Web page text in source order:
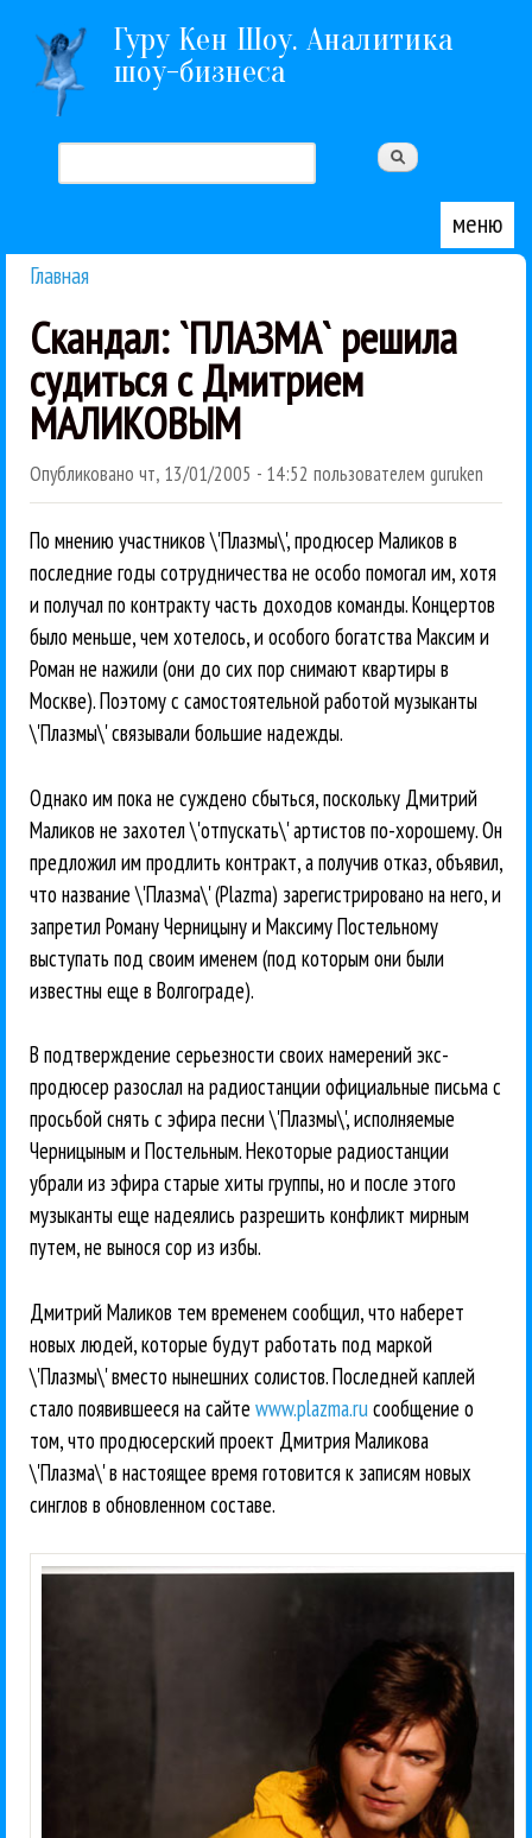
Перейти к основному содержанию
Гуру Кен Шоу. Аналитика
шоу-бизнеса
Форма поиска
меню
Главная
Скандал: `ПЛАЗМА` решила
судиться с Дмитрием
МАЛИКОВЫМ
Опубликовано чт, 13/01/2005 - 14:52 пользователем guruken
По мнению участников \'Плазмы\', продюсер Маликов в
последние годы сотрудничества не особо помогал им, хотя
и получал по контракту часть доходов команды. Концертов
было меньше, чем хотелось, и особого богатства Максим и
Роман не нажили (они до сих пор снимают квартиры в
Москве). Поэтому с самостоятельной работой музыканты
\'Плазмы\' связывали большие надежды.
Однако им пока не суждено сбыться, поскольку Дмитрий
Маликов не захотел \'отпускать\' артистов по-хорошему. Он
предложил им продлить контракт, а получив отказ, объявил,
что название \'Плазма\' (Plazma) зарегистрировано на него, и
запретил Роману Черницыну и Максиму Постельному
выступать под своим именем (под которым они были
известны еще в Волгограде).
В подтверждение серьезности своих намерений экс-
продюсер разослал на радиостанции официальные письма с
просьбой снять с эфира песни \'Плазмы\', исполняемые
Черницыным и Постельным. Некоторые радиостанции
убрали из эфира старые хиты группы, но и после этого
музыканты еще надеялись разрешить конфликт мирным
путем, не вынося сор из избы.
Дмитрий Маликов тем временем сообщил, что наберет
новых людей, которые будут работать под маркой
\'Плазмы\' вместо нынешних солистов. Последней каплей
стало появившееся на сайте www.plazma.ru сообщение о
том, что продюсерский проект Дмитрия Маликова
\'Плазма\' в настоящее время готовится к записям новых
синглов в обновленном составе.